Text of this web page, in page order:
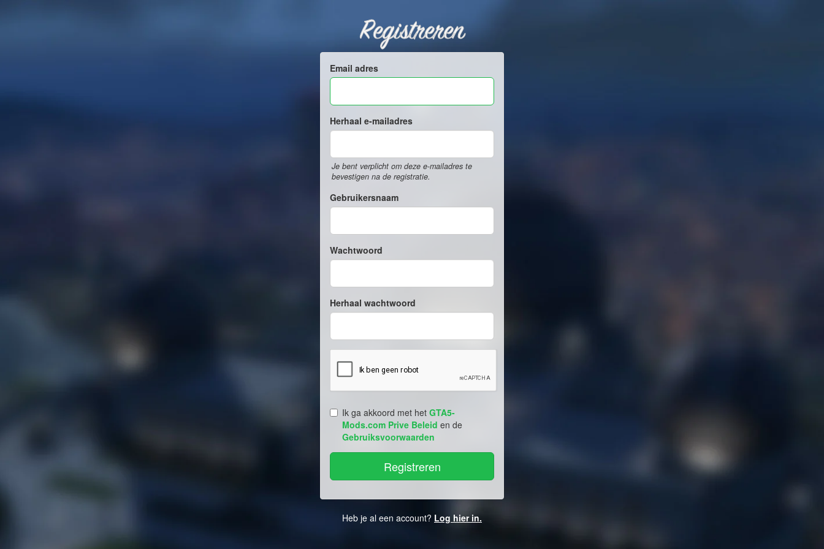
Registreren
Email adres
Herhaal e-mailadres
Je bent verplicht om deze e-mailadres te
bevestigen na de registratie.
Gebruikersnaam
Wachtwoord
Herhaal wachtwoord
Ik ga akkoord met het GTA5-
Mods.com Prive Beleid en de
Gebruiksvoorwaarden
Heb je al een account? Log hier in.